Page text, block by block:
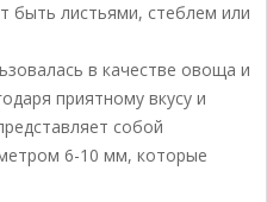
быть листьями, стеблем или
в качестве овоща и
приятному вкусу и
собой
6-10 мм, которые